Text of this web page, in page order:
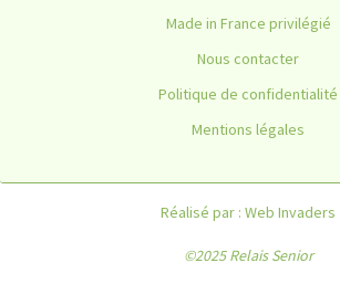
Made in France privilégié
Nous contacter
Politique de confidentialité
Mentions légales
Réalisé par : Web Invaders
©2025 Relais Senior